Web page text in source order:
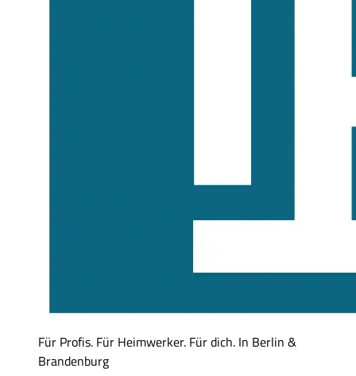
Für Profis. Für Heimwerker. Für dich. In Berlin &
Brandenburg